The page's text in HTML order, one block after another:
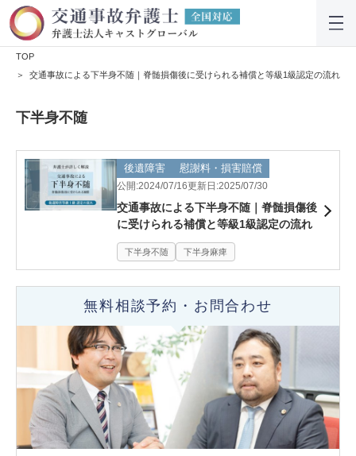
TOP
交通事故による下半身不随｜脊髄損傷後に受けられる補償と等級1級認定の流れ
下半身不随
後遺障害 慰謝料・損害賠償
公開:2024/07/16更新日:2025/07/30
交通事故による下半身不随｜脊髄損傷後
に受けられる補償と等級1級認定の流れ
下半身不随 下半身麻痺
無料相談予約・お問合わせ